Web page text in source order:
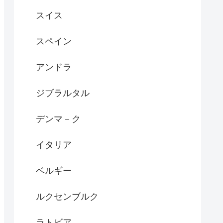
スイス
スペイン
アンドラ
ジブラルタル
デンマ－ク
イタリア
ベルギー
ルクセンブルク